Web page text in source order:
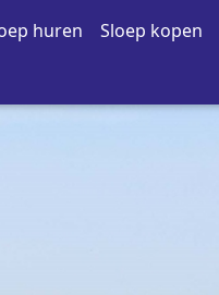
huren Sloep kopen